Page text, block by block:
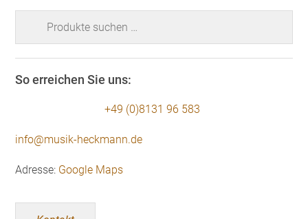
So erreichen Sie uns:
+49 (0)8131 96 583
info@musik-heckmann.de
Adresse: Google Maps